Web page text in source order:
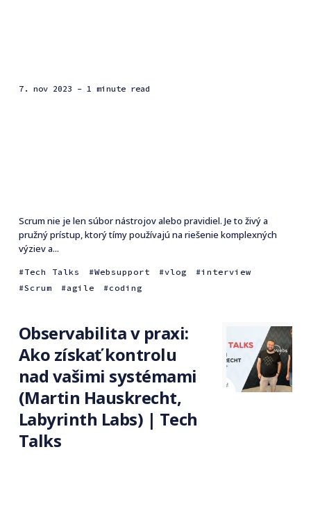
7. nov 2023 - 1 minute read
Scrum nie je len súbor nástrojov alebo pravidiel. Je to živý a
pružný prístup, ktorý tímy používajú na riešenie komplexných
výziev a...
Tech Talks Websupport vlog
interview
Scrum
agile coding
Observabilita v praxi:
Ako získať kontrolu
nad vašimi systémami
(Martin Hauskrecht,
Labyrinth Labs) | Tech
Talks